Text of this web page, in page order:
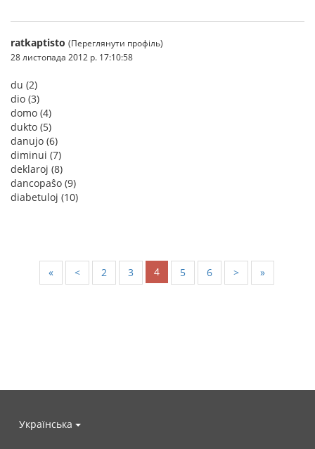
ratkaptisto (Переглянути профіль)
28 листопада 2012 р. 17:10:58
du (2)
dio (3)
domo (4)
dukto (5)
danujo (6)
diminui (7)
deklaroj (8)
dancopaŝo (9)
diabetuloj (10)
« < 2 3 4 5 6 > »
Українська